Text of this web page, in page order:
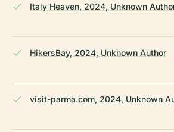
Italy Heaven, 2024, Unknown
HikersBay, 2024, Unknown Author
visit-parma.com, 2024, Unknown